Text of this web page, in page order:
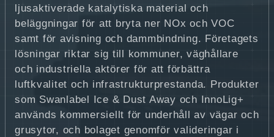
ljusaktiverade katalytiska material och
beläggningar för att bryta ner NOx och VOC
samt för avisning och dammbindning. Företagets
lösningar riktar sig till kommuner, väghållare
och industriella aktörer för att förbättra
luftkvalitet och infrastrukturprestanda. Produkter
som Swanlabel Ice & Dust Away och InnoLig+
används kommersiellt för underhåll av vägar och
grusytor, och bolaget genomför valideringar i